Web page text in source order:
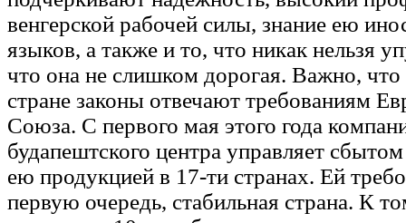
венгерской рабочей силы, знание ею
языков, а также и то, что никак нельзя
что она не слишком дорогая. Важно,
стране законы отвечают требованиям
Союза. С первого мая этого года
будапештского центра управляет
ею продукцией в 17-ти странах. Ей
первую очередь, стабильная страна. К